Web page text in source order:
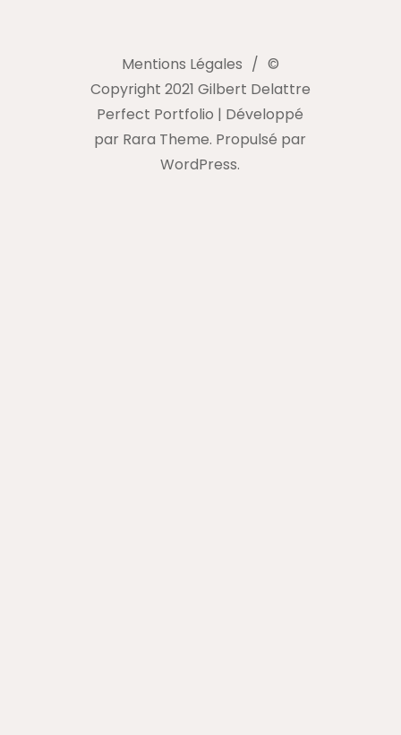
Mentions Légales
©
Copyright 2021 Gilbert Delattre
Perfect Portfolio | Développé
par Rara Theme. Propulsé par
WordPress.